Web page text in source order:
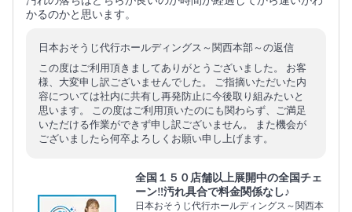
かるのかと思います。
日本おそうじ代行ホールディングス～関西本部～の返信
この度はご利用頂きましてありがとうございました。 お客
様、大変申し訳ございませんでした。 ご指摘いただいた内
容については社内に共有し再発防止に今後取り組みたいと
思います。 この度はご利用頂いたのにも関わらず、ご満足
いただける作業ができず申し訳ございません。 また機会が
ございましたら何卒よろしくお願い申し上げます。
全国１５０店舗以上展開中の全国チェ
ーン‼︎汚れ具合で料金関係なし♪
日本おそうじ代行ホールディングス～関西本